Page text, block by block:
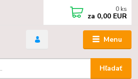
Menu
Hľadať
0 ks
za 0,00 EUR